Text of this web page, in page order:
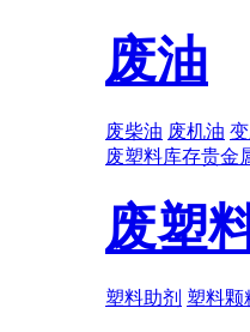
废油
废柴油 废机油
废塑料库存贵金
废塑
塑料助剂 塑料颗